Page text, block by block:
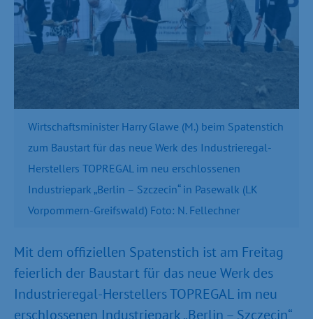
Wirtschaftsminister Harry Glawe (M.) beim Spatenstich
zum Baustart für das neue Werk des Industrieregal-
Herstellers TOPREGAL im neu erschlossenen
Industriepark „Berlin – Szczecin“ in Pasewalk (LK
Vorpommern-Greifswald) Foto: N. Fellechner
Mit dem offiziellen Spatenstich ist am Freitag
feierlich der Baustart für das neue Werk des
Industrieregal-Herstellers TOPREGAL im neu
erschlossenen Industriepark „Berlin – Szczecin“